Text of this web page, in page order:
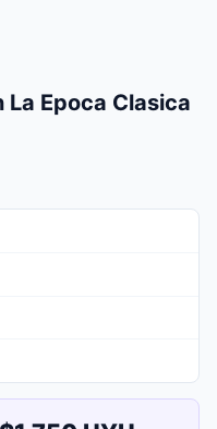
La Epoca Clasica